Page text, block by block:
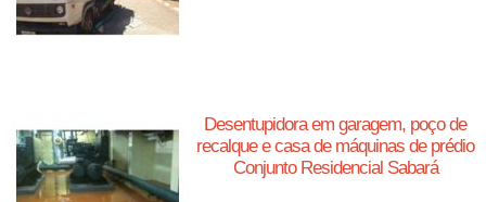
Desentupidora em garagem, poço de
recalque e casa de máquinas de prédio
Conjunto Residencial Sabará